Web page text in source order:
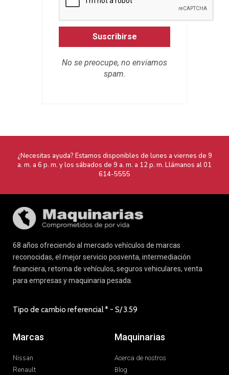
Suscribirse
No se preocupe, no enviamos
spam.
¿Necesitas ayuda? Estamos disponibles de lunes a viernes de 9
a. m. a 6 p. m. y los sábados de 9 a. m. a 12 p. m. Llámanos al01
614-5555
68 años ofreciendo al mercado vehículos de marcas
reconocidas, el mejor servicio posventa, intermediación
financiera, retoma de vehículos, seguros vehiculares, venta
para empresas y maquinaria pesada.
Tipo de cambio referencial * - S/3.59
Marcas
Nissan
Renault
Maquinarias
Acerca de nostros
Blog